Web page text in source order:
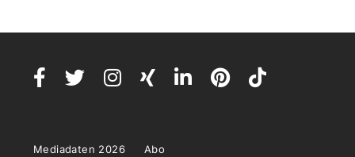
Mediadaten 2026 Abo